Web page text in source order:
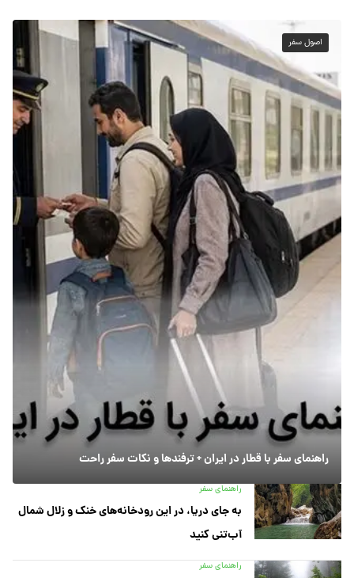
اصول سفر
راهنمای سفر با قطار در ایران + ترفندها و نکات سفر راحت
راهنمای سفر
به جای دریا، در این رودخانه‌های خنک و زلال شمال
آب‌تنی کنید
راهنمای سفر